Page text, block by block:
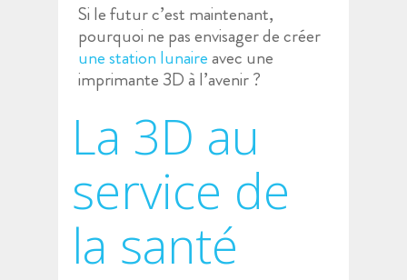
Si le futur c’est maintenant,
pourquoi ne pas envisager de créer
une station lunaireavec une
imprimante 3D à l’avenir ?
La 3D au
service de
la santé